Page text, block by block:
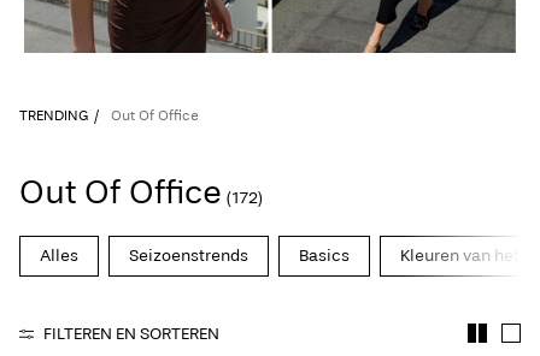
TRENDING Out Of Office
Out Of Office (172)
Alles Seizoenstrends Basics Kleuren van het
FILTEREN EN SORTEREN